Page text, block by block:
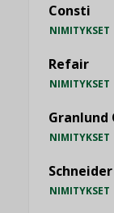
Consti
NIMITYKSET
Refair
NIMITYKSET
Granlund
NIMITYKSET
NIMITYKSET